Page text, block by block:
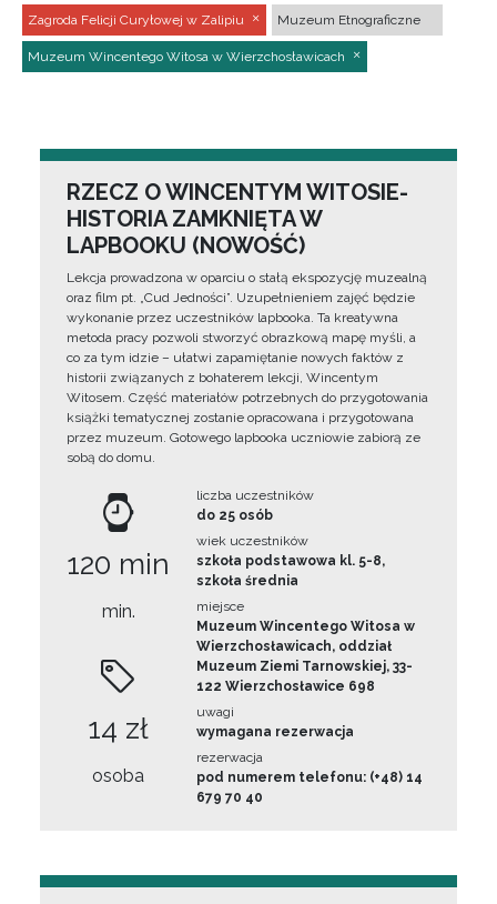
Zagroda Felicji Curyłowej w Zalipiu Muzeum Etnograficzne
Muzeum Wincentego Witosa w Wierzchosławicach
RZECZ O WINCENTYM WITOSIE-
HISTORIA ZAMKNIĘTA W
LAPBOOKU (NOWOŚĆ)
Lekcja prowadzona w oparciu o stałą ekspozycję muzealną
oraz film pt. „Cud Jedności”. Uzupełnieniem zajęć będzie
wykonanie przez uczestników lapbooka. Ta kreatywna
metoda pracy pozwoli stworzyć obrazkową mapę myśli, a
co za tym idzie – ułatwi zapamiętanie nowych faktów z
historii związanych z bohaterem lekcji, Wincentym
Witosem. Część materiałów potrzebnych do przygotowania
książki tematycznej zostanie opracowana i przygotowana
przez muzeum. Gotowego lapbooka uczniowie zabiorą ze
sobą do domu.
120 min
min.
14 zł
osoba
liczba uczestników
do 25 osób
wiek uczestników
szkoła podstawowa kl. 5-8,
szkoła średnia
miejsce
Muzeum Wincentego Witosa w
Wierzchosławicach, oddział
Muzeum Ziemi Tarnowskiej, 33-
122 Wierzchosławice 698
uwagi
wymagana rezerwacja
rezerwacja
pod numerem telefonu: (+48) 14
679 70 40